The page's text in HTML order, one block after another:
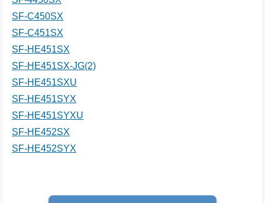
SF-C450SX
SF-C451SX
SF-HE451SX
SF-HE451SX-JG(2)
SF-HE451SXU
SF-HE451SYX
SF-HE451SYXU
SF-HE452SX
SF-HE452SYX